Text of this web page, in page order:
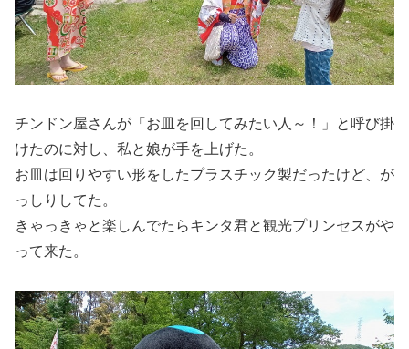
チンドン屋さんが「お皿を回してみたい人～！」と呼び掛
けたのに対し、私と娘が手を上げた。
お皿は回りやすい形をしたプラスチック製だったけど、が
っしりしてた。
きゃっきゃと楽しんでたらキンタ君と観光プリンセスがや
って来た。